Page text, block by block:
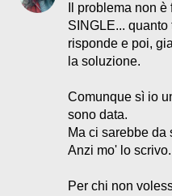
Il problema non
SINGLE...
risponde e poi,
la soluzione.
Comunque sì io
sono data.
Ma ci sarebbe da
Anzi mo' lo
Per chi non